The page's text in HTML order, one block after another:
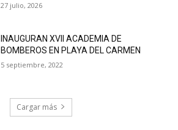
27 julio, 2026
INAUGURAN XVII ACADEMIA DE
BOMBEROS EN PLAYA DEL CARMEN
5 septiembre, 2022
Cargar más